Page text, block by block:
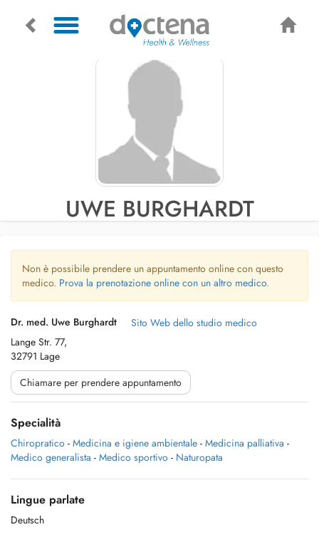
UWE BURGHARDT
Non è possibile prendere un appuntamento online con questo
medico. Prova la prenotazione online con un altro medico.
Dr. med. Uwe Burghardt
Lange Str. 77,
32791 Lage
Sito Web dello studio medico
Chiamare per prendere appuntamento
Specialità
Chiropratico - Medicina e igiene ambientale - Medicina palliativa -
Medico generalista - Medico sportivo - Naturopata
Lingue parlate
Deutsch